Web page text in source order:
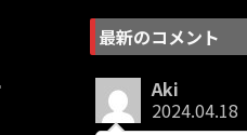
最新のコメント
Aki
2024.04.18